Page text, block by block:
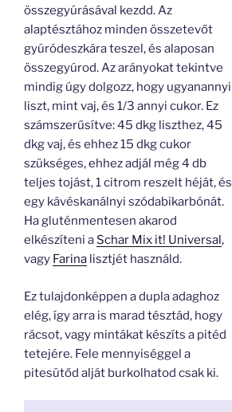
összegyúrásával kezdd. Az
alaptésztához minden összetevőt
gyúródeszkára teszel, és alaposan
összegyúrod. Az arányokat tekintve
mindig úgy dolgozz, hogy ugyanannyi
liszt, mint vaj, és 1/3 annyi cukor. Ez
számszerűsítve: 45 dkg liszthez, 45
dkg vaj, és ehhez 15 dkg cukor
szükséges, ehhez adjál még 4 db
teljes tojást, 1 citrom reszelt héját, és
egy kávéskanálnyi szódabikarbónát.
Ha gluténmentesen akarod
elkészíteni a Schar Mix it! Universal ,
vagy Farina lisztjét használd.
Ez tulajdonképpen a dupla adaghoz
elég, így arra is marad tésztád, hogy
rácsot, vagy mintákat készíts a pitéd
tetejére. Fele mennyiséggel a
pitesütőd alját burkolhatod csak ki.